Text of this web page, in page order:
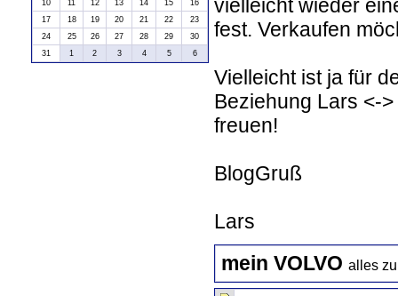
vielleicht wieder
fest. Verkaufen
Vielleicht ist ja für
Beziehung Lars <-
freuen!
BlogGruß
Lars
mein VOLVO alles
10
11 12 13 14 15
16
17
18 19 20 21 22
23
24
25 26 27 28 29
30
31
1 2 3 4 5 6